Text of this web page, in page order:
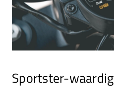
Sportster-waardig